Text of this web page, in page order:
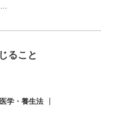
…
ること
学・養生法